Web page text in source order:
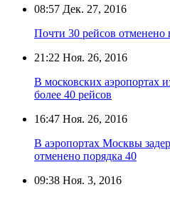
08:57 Дек. 27, 2016
Почти 30 рейсов отменено
21:22 Ноя. 26, 2016
В московских аэропортах
более 40 рейсов
16:47 Ноя. 26, 2016
В аэропортах Москвы
отменено порядка 40
09:38 Ноя. 3, 2016